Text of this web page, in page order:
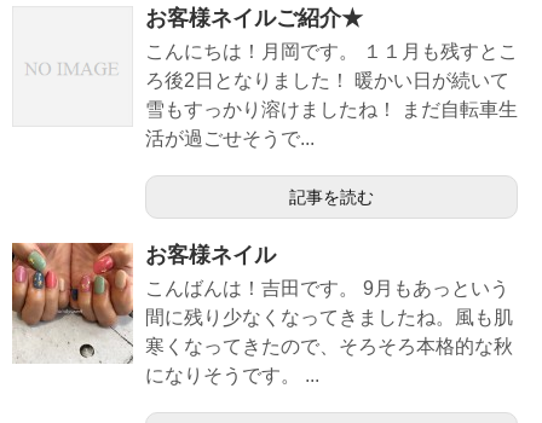
お客様ネイルご紹介★
こんにちは！月岡です。 １１月も残すとこ
ろ後2日となりました！ 暖かい日が続いて
雪もすっかり溶けましたね！ まだ自転車生
活が過ごせそうで...
記事を読む
お客様ネイル
こんばんは！吉田です。 9月もあっという
間に残り少なくなってきましたね。風も肌
寒くなってきたので、そろそろ本格的な秋
になりそうです。 ...